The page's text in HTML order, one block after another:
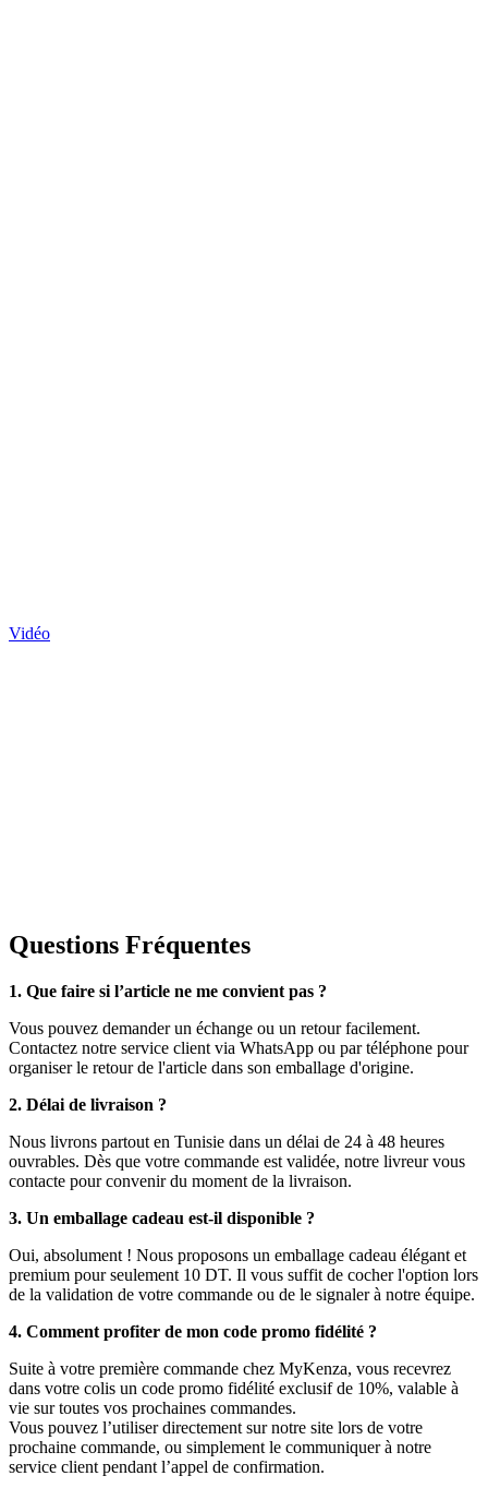
Vidéo
Questions Fréquentes
1. Que faire si l’article ne me convient pas ?
Vous pouvez demander un échange ou un retour facilement.
Contactez notre service client via WhatsApp ou par téléphone pour
organiser le retour de l'article dans son emballage d'origine.
2. Délai de livraison ?
Nous livrons partout en Tunisie dans un délai de 24 à 48 heures
ouvrables. Dès que votre commande est validée, notre livreur vous
contacte pour convenir du moment de la livraison.
3. Un emballage cadeau est-il disponible ?
Oui, absolument ! Nous proposons un emballage cadeau élégant et
premium pour seulement 10 DT. Il vous suffit de cocher l'option lors
de la validation de votre commande ou de le signaler à notre équipe.
4. Comment profiter de mon code promo fidélité ?
Suite à votre première commande chez MyKenza, vous recevrez
dans votre colis un code promo fidélité exclusif de 10%, valable à
vie sur toutes vos prochaines commandes.
Vous pouvez l’utiliser directement sur notre site lors de votre
prochaine commande, ou simplement le communiquer à notre
service client pendant l’appel de confirmation.